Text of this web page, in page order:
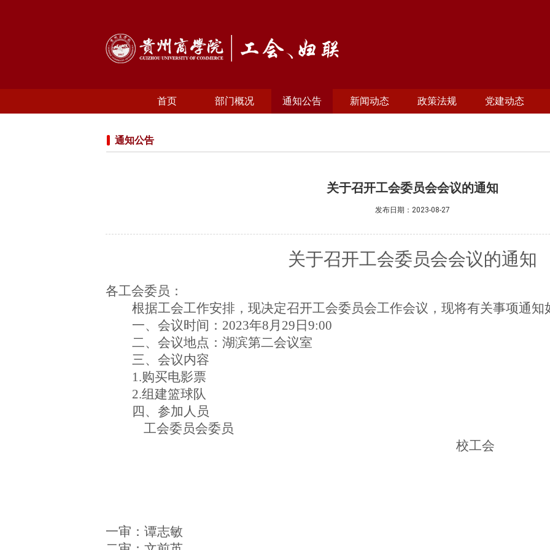
首页 部门概况 通知公告 新闻动态 政策法规 党建动态
通知公告
关于召开工会委员会会议的通知
发布日期： 2023-08-27
关于召开工会委员会会议的通知
各工会委员：
根据工会工作安排，现决定召开工会委员会工作会议，现将有关事项通知
一、会议时间： 2023年8月 29 日 9:00
二、会议地点： 湖滨第二会议室
三、会议内容
1.购买电影票
2.组建篮球队
四、参加人员
工会委员会委员
校工会
一审： 谭志敏